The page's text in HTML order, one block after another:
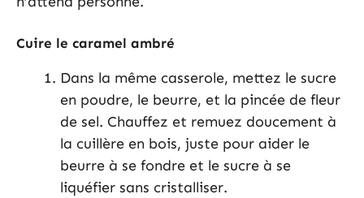
Cuire le caramel ambré
Dans la même casserole, mettez le sucre
en poudre, le beurre, et la pincée de fleur
de sel. Chauffez et remuez doucement à
la cuillère en bois, juste pour aider le
beurre à se fondre et le sucre à se
liquéfier sans cristalliser.